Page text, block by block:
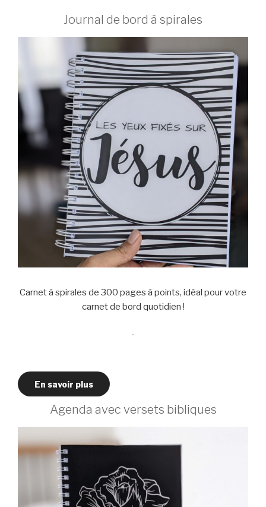
Journal de bord à spirales
Carnet à spirales de 300 pages à points, idéal pour votre
carnet de bord quotidien !
-
En savoir plus
Agenda avec versets bibliques